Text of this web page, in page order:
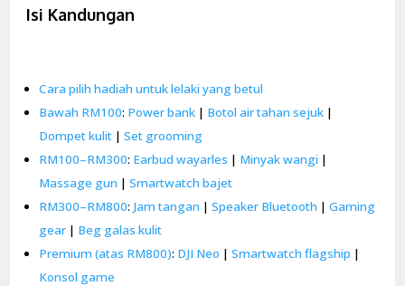
Isi Kandungan
Cara pilih hadiah untuk lelaki yang betul
Bawah RM100: Power bank| Botol air tahan sejuk|
Dompet kulit| Set grooming
RM100–RM300: Earbud wayarles | Minyak wangi |
Massage gun | Smartwatch bajet
RM300–RM800: Jam tangan | Speaker Bluetooth | Gaming
gear| Beg galas kulit
Premium (atas RM800): DJI Neo | Smartwatch flagship |
Konsol game